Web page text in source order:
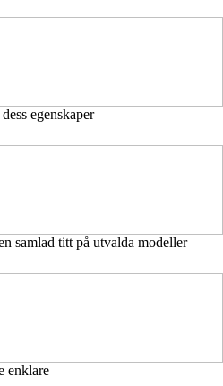
egenskaper
samlad titt på utvalda modeller
enklare